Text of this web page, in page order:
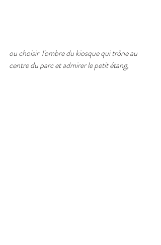
ou choisir  l'ombre du kiosque qui trône au
centre du parc et admirer le petit étang,